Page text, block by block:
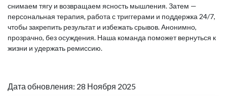
снимаем тягу и возвращаем ясность мышления. Затем —
персональная терапия, работа с триггерами и поддержка 24/7,
чтобы закрепить результат и избежать срывов. Анонимно,
прозрачно, без осуждения. Наша команда поможет вернуться к
жизни и удержать ремиссию.
Дата обновления: 28 Ноября 2025